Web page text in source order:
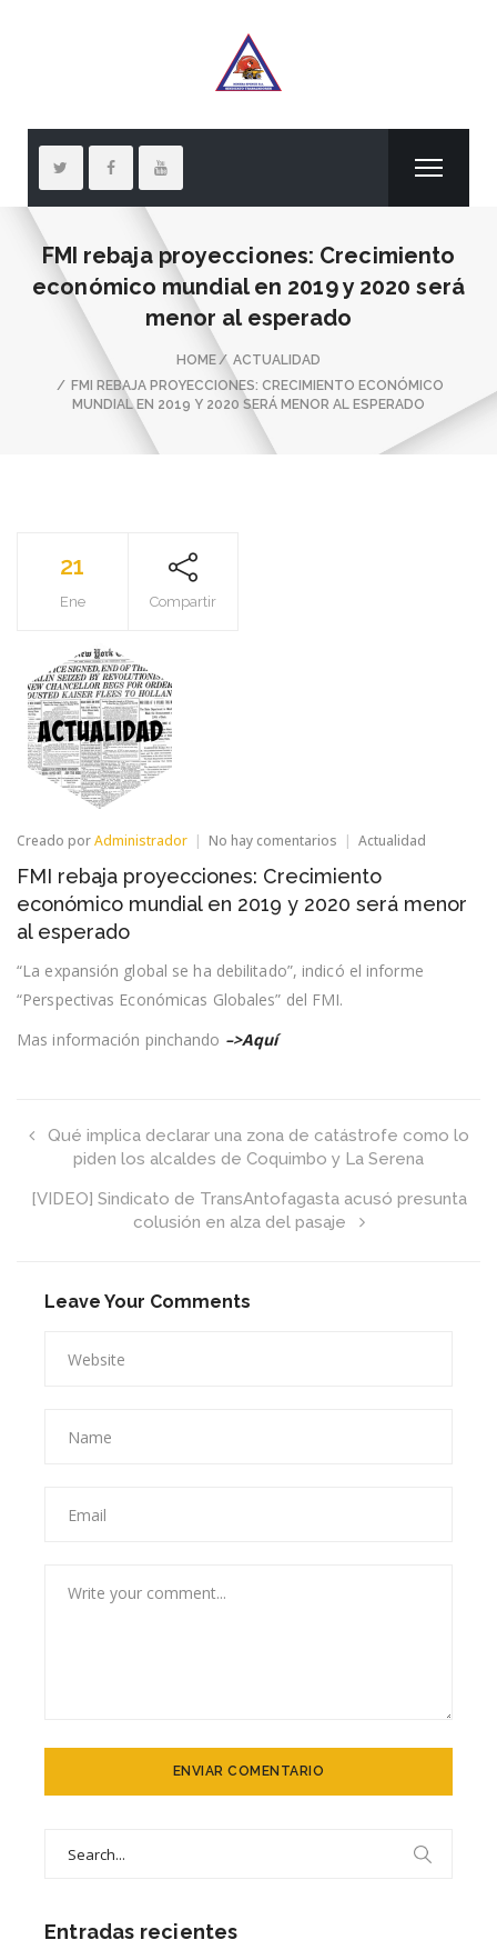
FMI rebaja proyecciones: Crecimiento
económico mundial en 2019 y 2020 será
menor al esperado
HOME
ACTUALIDAD
FMI REBAJA PROYECCIONES: CRECIMIENTO ECONÓMICO
MUNDIAL EN 2019 Y 2020 SERÁ MENOR AL ESPERADO
21
Ene Compartir
Creado porAdministrador No hay comentarios en
rebaja
proyecciones:
Crecimiento
en
y
Actualidad
FMI rebaja proyecciones: Crecimiento
económico mundial en 2019 y 2020 será menor
al esperado
“La expansión global se ha debilitado”, indicó el informe
“Perspectivas Económicas Globales” del FMI.
Mas información pinchando –>Aquí
Qué implica declarar una zona de catástrofe como lo
piden los alcaldes de Coquimbo y La Serena
[VIDEO] Sindicato de TransAntofagasta acusó presunta
colusión en alza del pasaje
Leave Your Comments
Entradas recientes